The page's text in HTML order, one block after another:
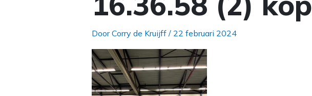
DoorCorry de Kruijff / 22 februari 2024